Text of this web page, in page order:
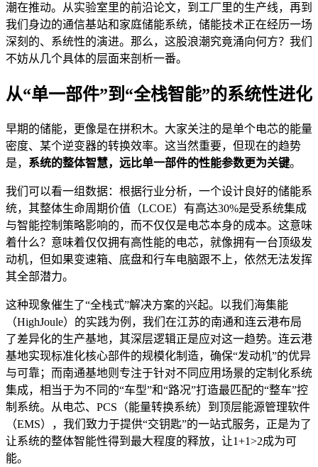
潮在推动。从实验室里的前沿论文，到工厂里的生产线，再到
我们身边的通信基站和家庭储能系统，储能技术正在经历一场
深刻的、系统性的演进。那么，这股浪潮究竟涌向何方？我们
不妨从几个具体的层面来剖析一番。
从“单一部件”到“全栈智能”的系统性进化
早期的储能，更像是在拼积木。大家关注的是单个电芯的能量
密度、某个逆变器的转换效率。这当然重要，但现在的趋势
是， 系统的整体智慧，远比单一部件的性能参数更为关键。
我们可以看一组数据：根据行业分析，一个设计良好的储能系
统，其整体生命周期价值（LCOE）有高达30%是受系统集成
与智能控制策略影响的，而不仅仅是电芯本身的成本。这意味
着什么？意味着仅仅拥有高性能的电芯，就像拥有一台顶级发
动机，但如果变速箱、底盘和行车电脑跟不上，依然无法发挥
其全部潜力。
这种现象催生了“全栈式”解决方案的兴起。以我们海集能
（HighJoule）的实践为例，我们在江苏的南通和连云港布局
了差异化的生产基地，其深层逻辑正是应对这一趋势。连云港
基地实现标准化核心部件的规模化制造，确保“发动机”的优异
与可靠；而南通基地则专注于针对不同应用场景的定制化系统
集成，相当于为不同的“车型”和“路况”打造最匹配的“整车”控
制系统。从电芯、PCS（能量转换系统）到顶层能源管理软件
（EMS），我们致力于提供“交钥匙”的一站式服务，正是为了
让系统的整体智能性得到最大程度的释放，让1+1>2成为可
能。